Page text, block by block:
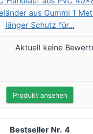
aus Gummi 1
länger Schutz für...
Aktuell keine
Produkt ansehen
4